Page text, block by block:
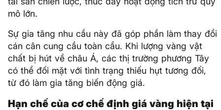
mô lớn.
Sự gia tăng nhu cầu này đã góp phần làm thay đổi
cán cân cung cầu toàn cầu. Khi lượng vàng vật
chất bị hút về châu Á, các thị trường phương Tây
có thể đối mặt với tình trạng thiếu hụt tương đối,
từ đó làm gia tăng biến động giá.
Hạn chế của cơ chế định giá vàng hiện tại